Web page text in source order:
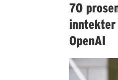
70
OpenAI